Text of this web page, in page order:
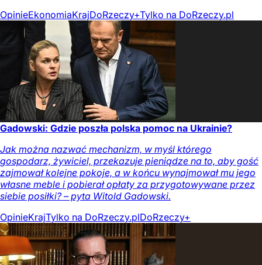
OpinieEkonomiaKrajDoRzeczy+Tylko na DoRzeczy.pl
Gadowski: Gdzie poszła polska pomoc na Ukrainie?
Jak można nazwać mechanizm, w myśl którego
gospodarz, żywiciel, przekazuje pieniądze na to, aby gość
zajmował kolejne pokoje, a w końcu wynajmował mu jego
własne meble i pobierał opłaty za przygotowywane przez
siebie posiłki? – pyta Witold Gadowski.
OpinieKrajTylko na DoRzeczy.plDoRzeczy+